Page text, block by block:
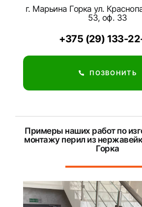
г. Марьина Горка ул.
53, оф. 33
+375 (29) 133-
ПОЗВОНИТЬ
Примеры наших работ по
монтажу перил из
Горка